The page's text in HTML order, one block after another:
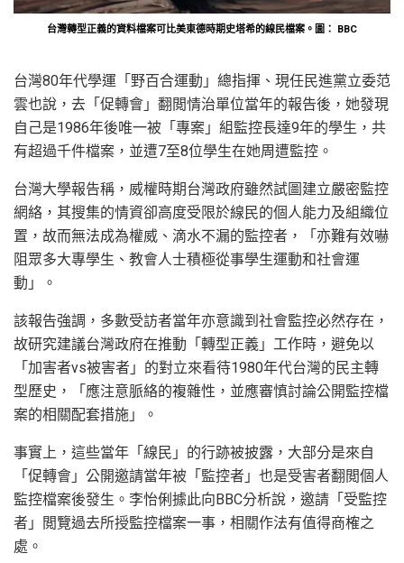
台灣轉型正義的資料檔案可比美東德時期史塔希的線民檔案。圖： BBC
台灣80年代學運「野百合運動」總指揮、現任民進黨立委范
雲也說，去「促轉會」翻閲情治單位當年的報告後，她發現
自己是1986年後唯一被「專案」組監控長達9年的學生，共
有超過千件檔案，並遭7至8位學生在她周遭監控。
台灣大學報告稱，威權時期台灣政府雖然試圖建立嚴密監控
網絡，其搜集的情資卻高度受限於線民的個人能力及組織位
置，故而無法成為權威、滴水不漏的監控者，「亦難有效嚇
阻眾多大專學生、教會人士積極從事學生運動和社會運
動」。
該報告強調，多數受訪者當年亦意識到社會監控必然存在，
故研究建議台灣政府在推動「轉型正義」工作時，避免以
「加害者vs被害者」的對立來看待1980年代台灣的民主轉
型歷史，「應注意脈絡的複雜性，並應審慎討論公開監控檔
案的相關配套措施」。
事實上，這些當年「線民」的行跡被披露，大部分是來自
「促轉會」公開邀請當年被「監控者」也是受害者翻閲個人
監控檔案後發生。李怡俐據此向BBC分析說，邀請「受監控
者」閲覽過去所授監控檔案一事，相關作法有值得商榷之
處。